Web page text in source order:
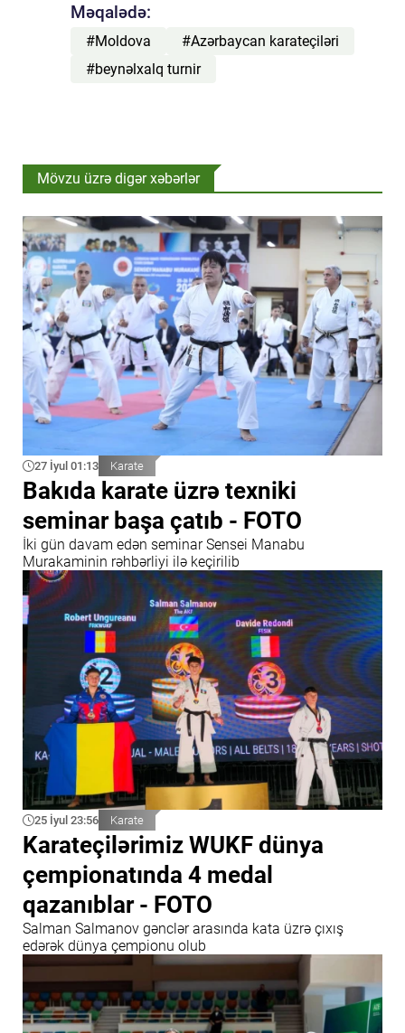
Məqalədə:
#Moldova
#Azərbaycan karateçiləri
#beynəlxalq turnir
Mövzu üzrə digər xəbərlər
27 İyul 01:13 Karate
Bakıda karate üzrə texniki
seminar başa çatıb - FOTO
İki gün davam edən seminar Sensei Manabu
Murakaminin rəhbərliyi ilə keçirilib
25 İyul 23:56 Karate
Karateçilərimiz WUKF dünya
çempionatında 4 medal
qazanıblar - FOTO
Salman Salmanov gənclər arasında kata üzrə çıxış
edərək dünya çempionu olub